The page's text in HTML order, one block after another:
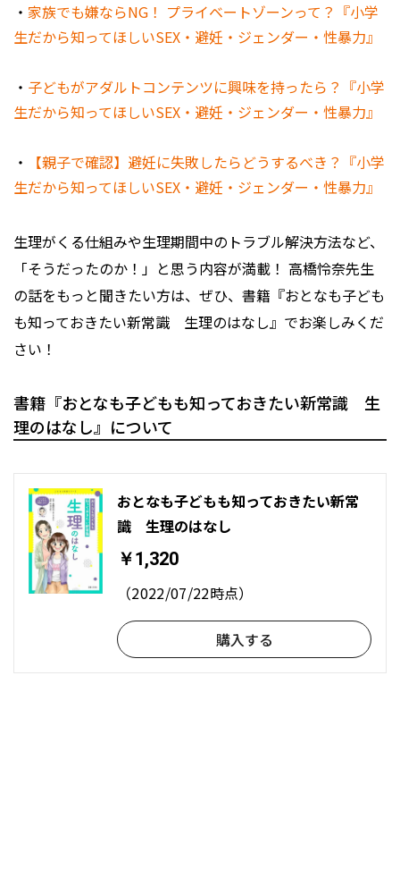
・ 家族でも嫌ならNG！ プライベートゾーンって？『小学
生だから知ってほしいSEX・避妊・ジェンダー・性暴力』
・ 子どもがアダルトコンテンツに興味を持ったら？『小学
生だから知ってほしいSEX・避妊・ジェンダー・性暴力』
・
【親子で確認】避妊に失敗したらどうするべき？『小学
生だから知ってほしいSEX・避妊・ジェンダー・性暴力』
生理がくる仕組みや生理期間中のトラブル解決方法など、
「そうだったのか！」と思う内容が満載！ 高橋怜奈先生
の話をもっと聞きたい方は、ぜひ、書籍『おとなも子ども
も知っておきたい新常識 生理のはなし』でお楽しみくだ
さい！
書籍『おとなも子どもも知っておきたい新常識 生
理のはなし』について
おとなも子どもも知っておきたい新常
識 生理のはなし
￥1,320
（2022/07/22時点）
購入する